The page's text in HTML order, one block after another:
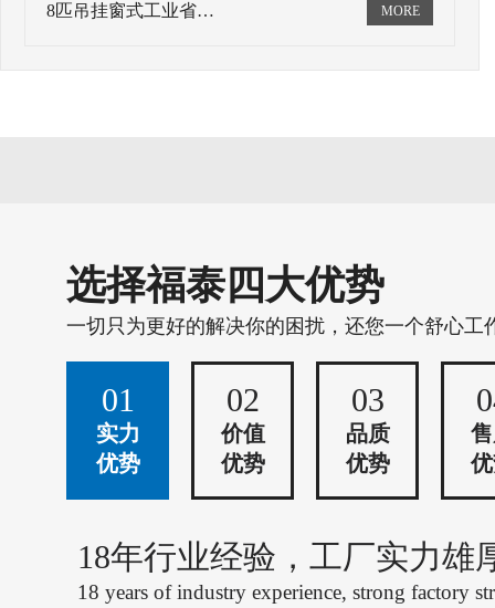
8匹吊挂窗式工业省…
选择福泰四大优势
一切只为更好的解决你的困扰，还您一个舒心工
01
实力
优势
02
价值
优势
03
品质
优势
18年行业经验，工厂实力雄
18 years of industry experience, strong factory